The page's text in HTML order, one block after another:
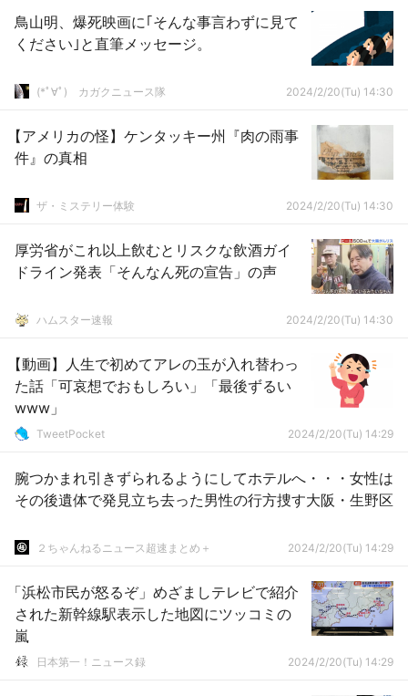
鳥山明、爆死映画に｢そんな事言わずに見て
ください｣と直筆メッセージ。
(*ﾟ∀ﾟ)ゞカガクニュース隊 2024/2/20(Tu) 14:30
【アメリカの怪】ケンタッキー州『肉の雨事
件』の真相
ザ・ミステリー体験 2024/2/20(Tu) 14:30
厚労省がこれ以上飲むとリスクな飲酒ガイ
ドライン発表「そんなん死の宣告」の声
ハムスター速報 2024/2/20(Tu) 14:30
【動画】人生で初めてアレの玉が入れ替わっ
た話「可哀想でおもしろい」「最後ずるい
www」
TweetPocket 2024/2/20(Tu) 14:29
腕つかまれ引きずられるようにしてホテルへ・・・女性は
その後遺体で発見立ち去った男性の行方捜す大阪・生野区
２ちゃんねるニュース超速まとめ＋ 2024/2/20(Tu) 14:29
「浜松市民が怒るぞ」めざましテレビで紹介
された新幹線駅表示した地図にツッコミの
嵐
日本第一！ニュース録 2024/2/20(Tu) 14:29